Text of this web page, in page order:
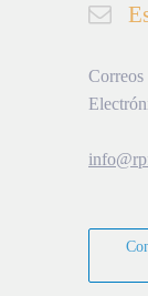
Correos